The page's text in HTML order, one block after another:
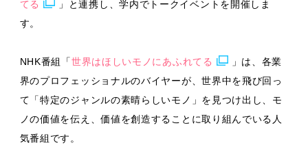
てる
」と連携し、学内でトークイベントを開催しま
す。
NHK番組「世界はほしいモノにあふれてる
」は、各業
界のプロフェッショナルのバイヤーが、世界中を飛び回っ
て「特定のジャンルの素晴らしいモノ」を見つけ出し、モ
ノの価値を伝え、価値を創造することに取り組んでいる人
気番組です。